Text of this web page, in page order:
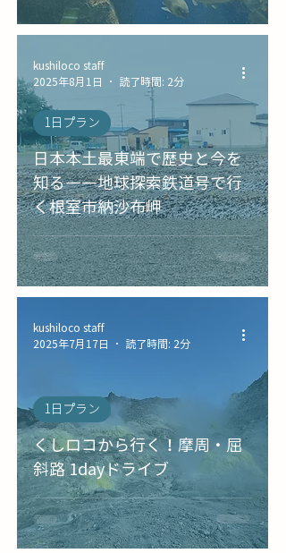
日本本土最東端で歴史と今を
知る――地球探索鉄道号で行
く根室市納沙布岬
1日プラン
kushiloco staff
2025年8月1日
読了時間: 2分
くしロコから行く！摩周・屈
斜路 1dayドライブ
1日プラン
kushiloco staff
2025年7月17日
読了時間: 2分